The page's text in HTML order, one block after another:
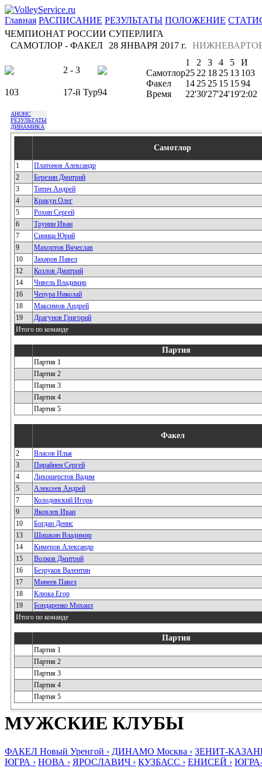
Главная РАСПИСАНИЕ РЕЗУЛЬТАТЫ ПОЛОЖЕНИЕ
ЧЕМПИОНАТ РОССИИ СУПЕРЛИГА
САМОТЛОР - ФАКЕЛ
28 ЯНВАРЯ 2017 г.
2 - 3
103 17-й Тур94
1 2 3 4 5
И
Самотлор25 22 18 25 13 103
Факел
14 25 25 15 1594
Время
22'30'27'24'19'2:02
АНОНС
РЕЗУЛЬТАТЫ
ДИНАМИКА
Самотлор
1
Платонов Александр
2
Березин Дмитрий
3
Титич Андрей
4
Крикун Олег
5
Рохин Сергей
6
Трунин Иван
7
Синица Юрий
9
Махортов Вячеслав
10
Захаров Павел
12
Козлов Дмитрий
14
Чивель Владимир
16
Чепура Николай
18
Максимов Андрей
19
Драгунов Григорий
Итого по команде
Партия
Партия 1
Партия 2
Партия 3
Партия 4
Партия 5
Факел
2
Власов Илья
3
Пирайнен Сергей
4
Лихошерстов Вадим
5
Алексеев Андрей
7
Колодинский Игорь
9
Яковлев Иван
10
Богдан Денис
13
Шишкин Владимир
14
Кимеров Александр
15
Волков Дмитрий
16
Безруков Валентин
17
Минеев Павел
18
Клюка Егор
19
Бондаренко Михаил
Итого по команде
Партия
Партия 1
Партия 2
Партия 3
Партия 4
Партия 5
МУЖСКИЕ КЛУБЫ
ФАКЕЛ Новый Уренгой › ДИНАМО Москва › ЗЕНИТ-
ЮГРА › НОВА › ЯРОСЛАВИЧ › КУЗБАСС › ЕНИСЕЙ ›